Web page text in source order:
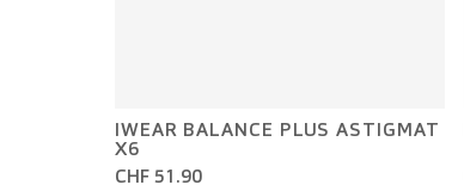
IWEAR BALANCE PLUS ASTIGMAT
X6
CHF 51.90